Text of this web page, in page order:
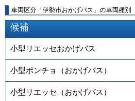
車両区分「伊勢市おかげバス」の車両種別
候補
小型リエッセおかげバス
小型ポンチョ（おかげバス）
小型リエッセ（おかげバス）